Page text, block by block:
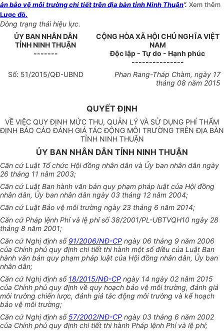
án bảo vệ môi trường chi tiết trên địa bàn tỉnh Ninh Thuận”. Xem thêm
Lược đồ.
Dòng trạng thái hiệu lực.
ỦY BAN NHÂN DÂN
TỈNH NINH THUẬN
-------
CỘNG HÒA XÃ HỘI CHỦ NGHĨA VIỆT
NAM
Độc lập - Tự do - Hạnh phúc
---------------
Số: 51/2015/QĐ-UBND Phan Rang-Tháp Chàm, ngày 17
tháng 08 năm 2015
QUYẾT ĐỊNH
VỀ VIỆC QUY ĐỊNH MỨC THU, QUẢN LÝ VÀ SỬ DỤNG PHÍ THẨM
ĐỊNH BÁO CÁO ĐÁNH GIÁ TÁC ĐỘNG MÔI TRƯỜNG TRÊN ĐỊA BÀN
TỈNH NINH THUẬN
ỦY BAN NHÂN DÂN TỈNH NINH THUẬN
Căn cứ Luật Tổ chức Hội đồng nhân dân và Ủy ban nhân dân ngày
26 tháng 11 năm 2003;
Căn cứ Luật Ban hành văn bản quy phạm pháp luật của Hội đồng
nhân dân, Ủy ban nhân dân ngày 03 tháng 12 năm 2004;
Căn cứ Luật Bảo vệ môi trường ngày 23 tháng 6 năm 2014;
Căn cứ Pháp lệnh Phí và lệ phí số 38/2001/PL-UBTVQH10 ngày 28
tháng 8 năm 2001;
Căn cứ Nghị định số91/2006/NĐ-CP ngày 06 tháng 9 năm 2006
của Chính phủ quy định chi tiết thi hành một số điều của Luật Ban
hành văn bản quy phạm pháp luật của Hội đồng nhân dân, Ủy ban
nhân dân;
Căn cứ Nghị định số18/2015/NĐ-CP ngày 14 ngày 02 năm 2015
của Chính phủ quy định về quy hoạch bảo vệ môi trường, đánh giá
môi trường chiến lược, đánh giá tác động môi trường và kế hoạch
bảo vệ môi trường;
Căn cứ Nghị định số57/2002/NĐ-CP ngày 03 tháng 6 năm 2002
của Chính phủ quy định chi tiết thi hành Pháp lệnh Phí và lệ phí;